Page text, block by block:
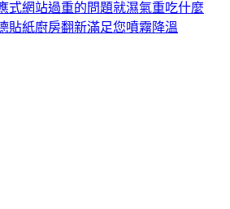
式網站過重的問題就濕氣重吃什麼
貼紙廚房翻新滿足您噴霧降溫